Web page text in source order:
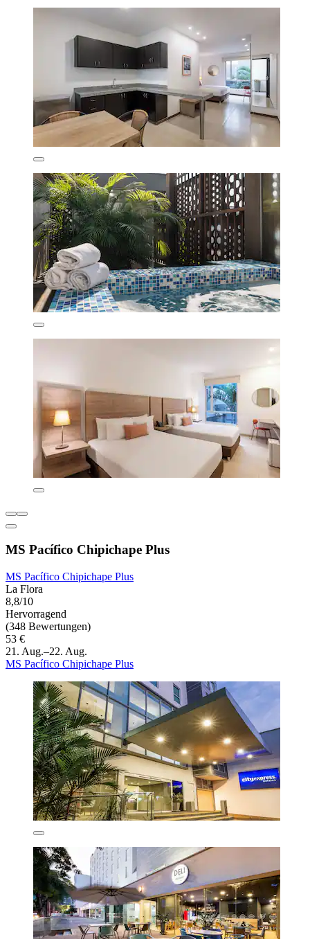
MS Pacífico Chipichape Plus
MS Pacífico Chipichape Plus
La Flora
8,8/10
Hervorragend
(348 Bewertungen)
53 €
21. Aug.–22. Aug.
MS Pacífico Chipichape Plus